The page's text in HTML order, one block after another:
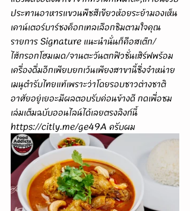
ประทานอาหารแขวนพืชสีเขียวห้อยระย้ามองเห็น
เคาน์เตอร์บาร์ชงค็อกเทลเลือกชิมตามใจคุณ
รายการ Signature แนะนำนั่นก็คือสเต๊ก/
ไส้กรอกโฮมเมด/จานตะวันตกฟิวชั่นเสิร์ฟพร้อม
เครื่องดื่มอีกเพียบยกเว้นเพียงสาขานี้ซึ่งจำหน่าย
เมนูตำรับไทยแท้เพราะว่าโดยรอบชาวต่างชาติ
อาศัยอยู่เยอะมีผลตอบรับค่อนข้างดี กดเพื่อชม
เล่มเต็มฉบับออนไลน์ได้เลยตรงลิงก์นี้
https://citly.me/ge49A ครับผม